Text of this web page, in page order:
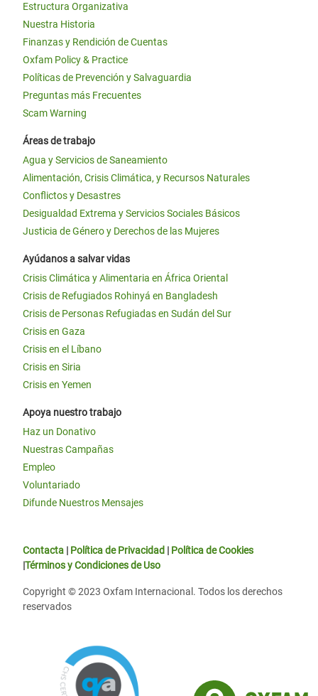
Estructura Organizativa
Nuestra Historia
Finanzas y Rendición de Cuentas
Oxfam Policy & Practice
Políticas de Prevención y Salvaguardia
Preguntas más Frecuentes
Scam Warning
Áreas de trabajo
Agua y Servicios de Saneamiento
Alimentación, Crisis Climática, y Recursos Naturales
Conflictos y Desastres
Desigualdad Extrema y Servicios Sociales Básicos
Justicia de Género y Derechos de las Mujeres
Ayúdanos a salvar vidas
Crisis Climática y Alimentaria en África Oriental
Crisis de Refugiados Rohinyá en Bangladesh
Crisis de Personas Refugiadas en Sudán del Sur
Crisis en Gaza
Crisis en el Líbano
Crisis en Siria
Crisis en Yemen
Apoya nuestro trabajo
Haz un Donativo
Nuestras Campañas
Empleo
Voluntariado
Difunde Nuestros Mensajes
Contacta | Política de Privacidad | Política de Cookies
|Términos y Condiciones de Uso
Copyright © 2023 Oxfam Internacional. Todos los derechos
reservados